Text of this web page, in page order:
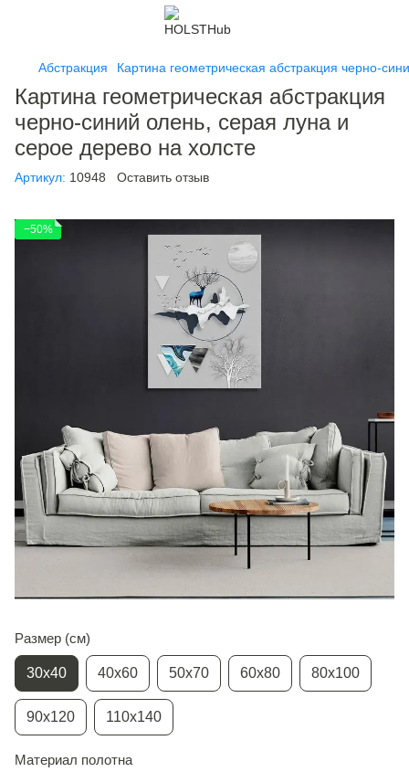
Абстракция Картина геометрическая абстракция черно-
Картина геометрическая абстракция
черно-синий олень, серая луна и
серое дерево на холсте
Артикул: 10948 Оставить отзыв
−50%
Размер (см)
30х40 40х60 50х70 60х80 80х100
90х120 110х140
Материал полотна